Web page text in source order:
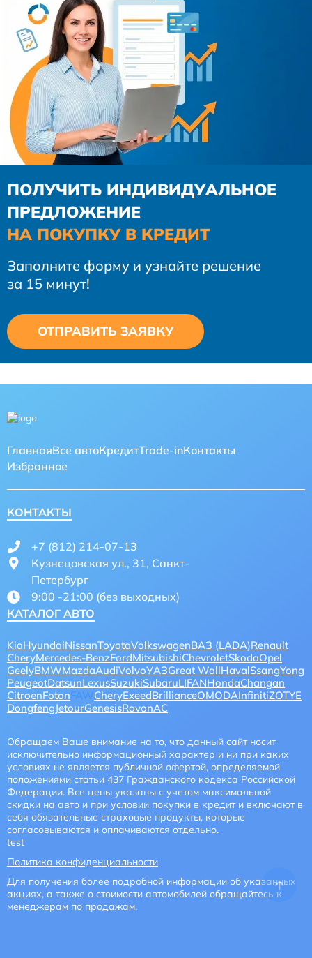
ПОЛУЧИТЬ ИНДИВИДУАЛЬНОЕ
ПРЕДЛОЖЕНИЕ
НА ПОКУПКУ В КРЕДИТ
Заполните форму и узнайте решение
за 15 минут!
ОТПРАВИТЬ ЗАЯВКУ
ГлавнаяВсе автоКредитTrade-inКонтакты
Избранное
КАТАЛОГ АВТО
KiaHyundaiNissanToyotaVolkswagenВАЗ (LADA)Renault
CheryMercedes-BenzFordMitsubishiChevroletSkodaOpel
GeelyBMWMazdaAudiVolvoУАЗGreat WallHavalSsangYong
PeugeotDatsunLexusSuzukiSubaruLIFANHondaChangan
CitroenFotonFAWCheryExeedBrillianceOMODAInfinitiZOTYE
DongfengJetourGenesisRavonAC
КОНТАКТЫ
+7 (812) 214-07-13
Кузнецовская ул., 31, Санкт-
Петербург
9:00 -21:00 (без выходных)
Обращаем Ваше внимание на то, что данный сайт носит
исключительно информационный характер и ни при каких
условиях не является публичной офертой, определяемой
положениями статьи 437 Гражданского кодекса Российской
Федерации. Все цены указаны с учетом максимальной
скидки на авто и при условии покупки в кредит и включают в
себя обязательные страховые продукты, которые
согласовываются и оплачиваются отдельно.
test
Политика конфиденциальности
Для получения более подробной информации об указанных
акциях, а также о стоимости автомобилей обращайтесь к
менеджерам по продажам.